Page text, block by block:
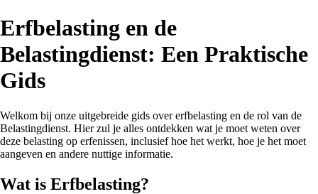
Erfbelasting en de
Belastingdienst: Een Praktische
Gids
Welkom bij onze uitgebreide gids over erfbelasting en de rol van de
Belastingdienst. Hier zul je alles ontdekken wat je moet weten over
deze belasting op erfenissen, inclusief hoe het werkt, hoe je het moet
aangeven en andere nuttige informatie.
Wat is Erfbelasting?